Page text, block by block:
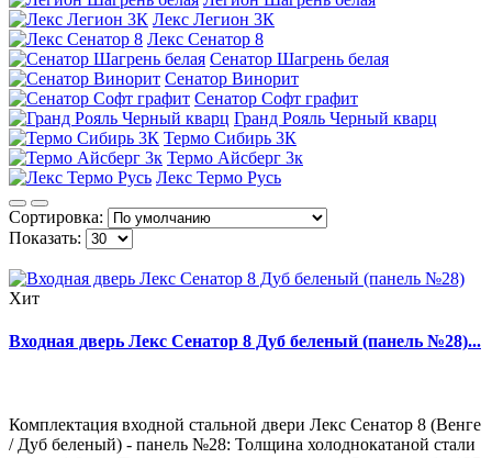
Лекс Легион 3К
Лекс Сенатор 8
Сенатор Шагрень белая
Сенатор Винорит
Сенатор Софт графит
Гранд Рояль Черный кварц
Термо Сибирь 3К
Термо Айсберг 3к
Лекс Термо Русь
Сортировка:
Показать:
Хит
Входная дверь Лекс Сенатор 8 Дуб беленый (панель №28)...
Комплектация входной стальной двери Лекс Сенатор 8 (Венге
/ Дуб беленый) - панель №28: Толщина холоднокатаной стали